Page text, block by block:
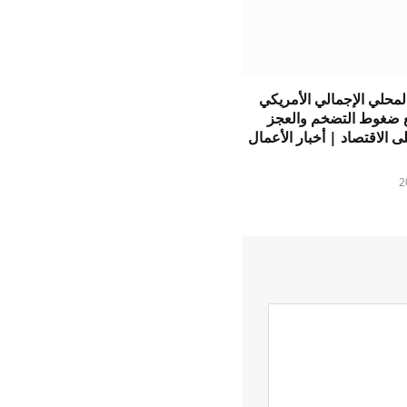
الإجمالي الأمريكي
التضخم والعجز
الاقتصاد | أخبار الأعمال